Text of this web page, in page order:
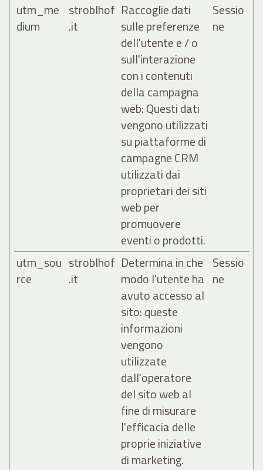
utm_me
dium
stroblhof
.it
Raccoglie dati
sulle preferenze
dell'utente e / o
sull'interazione
con i contenuti
della campagna
web: Questi dati
vengono utilizzati
su piattaforme di
campagne CRM
utilizzati dai
proprietari dei siti
web per
promuovere
eventi o prodotti.
Sessio
ne
utm_sou
rce
stroblhof
.it
Determina in che
modo l'utente ha
avuto accesso al
sito: queste
informazioni
vengono
utilizzate
dall'operatore
del sito web al
fine di misurare
l'efficacia delle
proprie iniziative
di marketing.
Sessio
ne